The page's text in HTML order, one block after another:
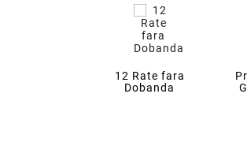
12 Rate fara
Dobanda